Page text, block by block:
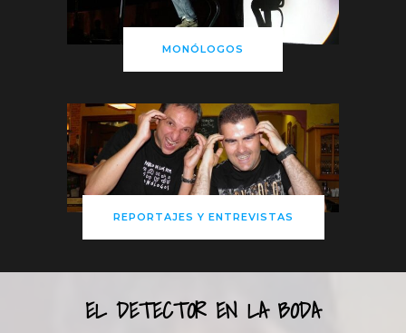
MONÓLOGOS
REPORTAJES Y ENTREVISTAS
EL DETECTOR EN LA BODA